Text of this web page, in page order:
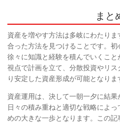
まと
資産を増やす方法は多岐にわたり
合った方法を見つけることです。初
徐々に知識と経験を積んでいくこ
視点で計画を立て、分散投資やリ
り安定した資産形成が可能となりま
資産運用は、決して一朝一夕に結果
日々の積み重ねと適切な戦略によ
めの大きな一歩となります。この